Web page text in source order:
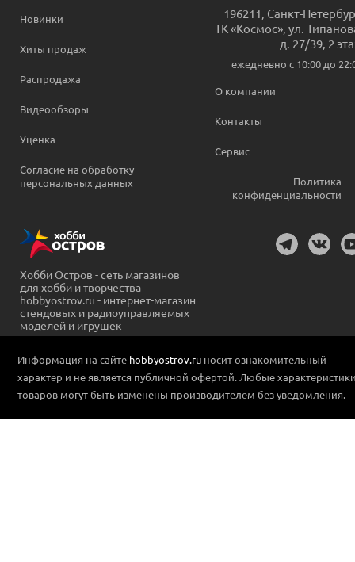
Новинки
Хиты продаж
Распродажа
Видеообзоры
Уценка
Согласие на обработку
персональных данных
196211 Санкт-
ТК «Космос», ул.
д. 27/39, 2
ежедневно c 10:00 до
О компании
Контакты
Сервис
Политика
конфиденциальности
Хобби Остров - сеть магазинов
для хобби и творчества
hobbyostrov.ru - интернет-магазин
стендовых и радиоуправляемых
моделей и игрушек
Информация на сайте hobbyostrov.ru носит ознакомительный
характер и не является публичной офертой. Любые
товаров могут быть изменены производителем без уведомления.